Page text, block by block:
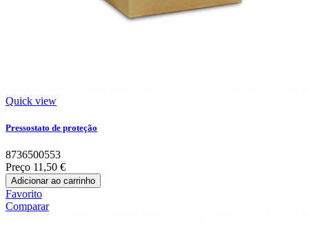
Quick view
Pressostato de proteção
8736500553
Preço 11,50 €
Adicionar ao carrinho
Favorito
Comparar